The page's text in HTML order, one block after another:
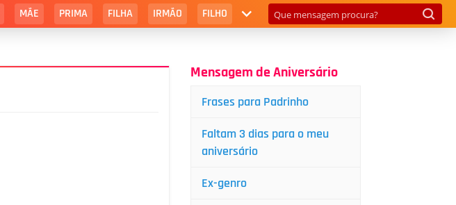
MÃE PRIMA FILHA IRMÃO FILHO
Mensagem de Aniversário
Frases para Padrinho
Faltam 3 dias para o meu
aniversário
Ex-genro